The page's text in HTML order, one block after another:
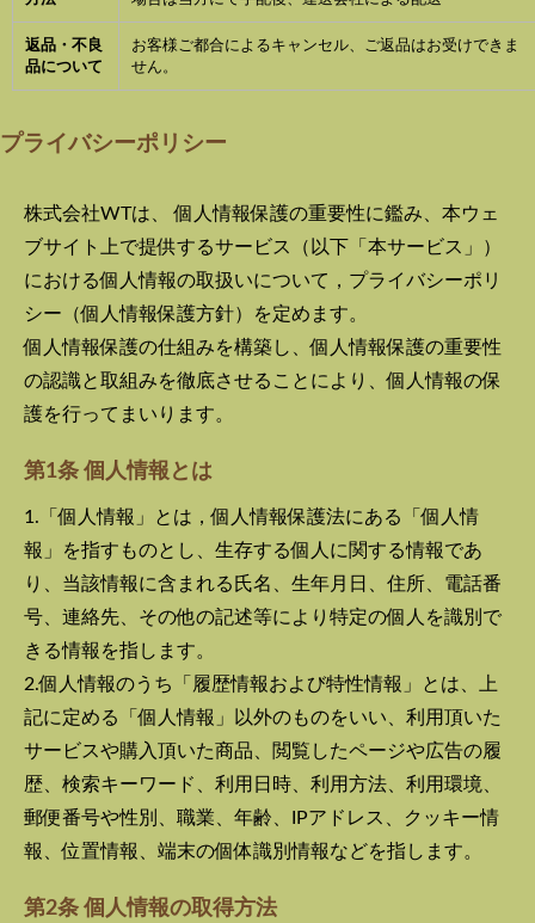
返品・不良
品について
お客様ご都合によるキャンセル、ご返品はお受けできま
せん。
プライバシーポリシー
株式会社WTは、 個人情報保護の重要性に鑑み、本ウェ
ブサイト上で提供するサービス（以下「本サービス」）
における個人情報の取扱いについて，プライバシーポリ
シー（個人情報保護方針）を定めます。
個人情報保護の仕組みを構築し、個人情報保護の重要性
の認識と取組みを徹底させることにより、個人情報の保
護を行ってまいります。
第1条 個人情報とは
1.「個人情報」とは，個人情報保護法にある「個人情
報」を指すものとし、生存する個人に関する情報であ
り、当該情報に含まれる氏名、生年月日、住所、電話番
号、連絡先、その他の記述等により特定の個人を識別で
きる情報を指します。
2.個人情報のうち「履歴情報および特性情報」とは、上
記に定める「個人情報」以外のものをいい、利用頂いた
サービスや購入頂いた商品、閲覧したページや広告の履
歴、検索キーワード、利用日時、利用方法、利用環境、
郵便番号や性別、職業、年齢、IPアドレス、クッキー情
報、位置情報、端末の個体識別情報などを指します。
第2条 個人情報の取得方法